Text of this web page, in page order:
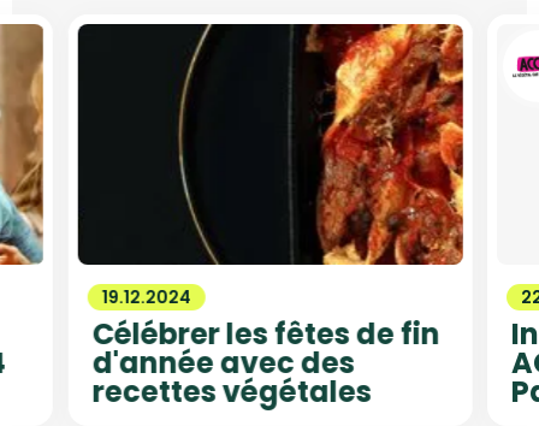
19.12.2024
Célébrer les fêtes de fin
d'année avec des
recettes végétales